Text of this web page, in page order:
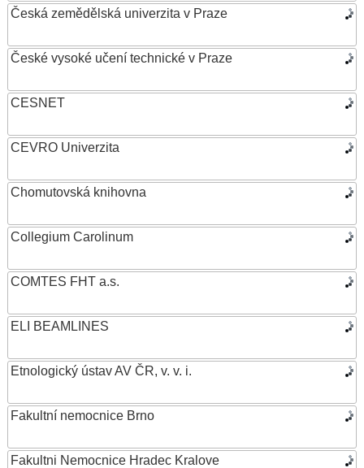
Česká zemědělská univerzita v Praze
České vysoké učení technické v Praze
CESNET
CEVRO Univerzita
Chomutovská knihovna
Collegium Carolinum
COMTES FHT a.s.
ELI BEAMLINES
Etnologický ústav AV ČR, v. v. i.
Fakultní nemocnice Brno
Fakultni Nemocnice Hradec Kralove